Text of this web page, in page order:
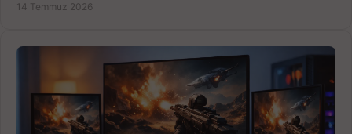
14 Temmuz 2026